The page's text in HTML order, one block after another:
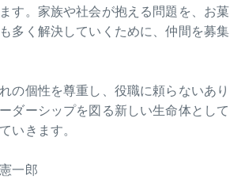
す。家族や社会が抱える問題を、お菓
多く解決していくために、仲間を募集
の個性を尊重し、役職に頼らないあり
ダーシップを図る新しい生命体として
いきます。
一郎